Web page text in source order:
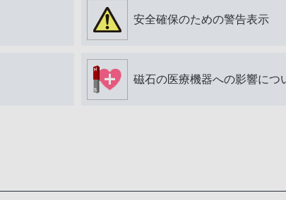
安全確保のための警告表示
磁石の医療機器への影響につ